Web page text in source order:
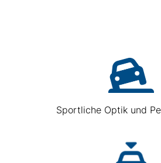
Sportliche Optik und